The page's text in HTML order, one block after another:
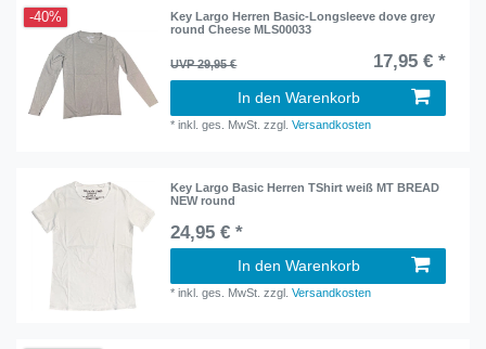
-40%
Key Largo Herren Basic-Longsleeve dove grey
round Cheese MLS00033
UVP 29,95 € 17,95 € *
In den Warenkorb
*inkl. ges. MwSt. zzgl.Versandkosten
Key Largo Basic Herren TShirt weiß MT BREAD
NEW round
24,95 € *
In den Warenkorb
*inkl. ges. MwSt. zzgl.Versandkosten